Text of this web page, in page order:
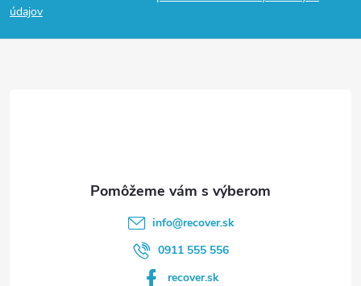
púdajov
info@recover.sk
0911 555 556
recover.sk